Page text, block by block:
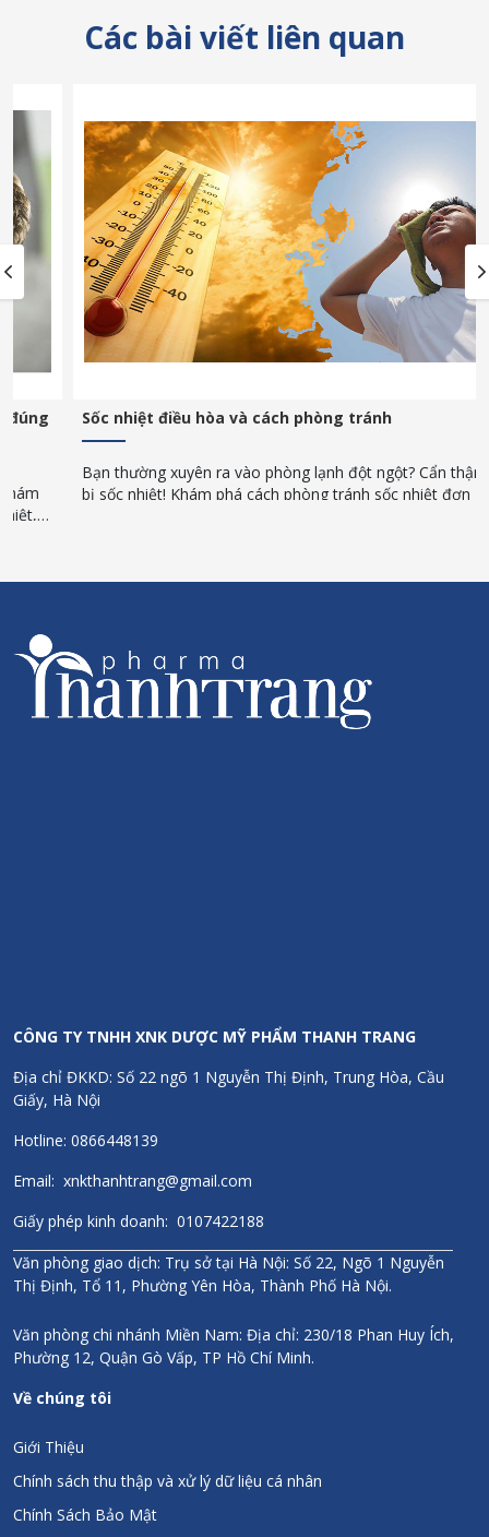
Các bài viết liên quan
Sốc nhiệt điều hòa và cách phòng tránh
Bạn thường xuyên ra vào phòng lạnh đột ngột? Cẩn thận kẻo
bị sốc nhiệt! Khám phá cách phòng tránh sốc nhiệt đơn giản,
an toàn trong những ngày nắng nóng gay gắt.
CÔNG TY TNHH XNK DƯỢC MỸ PHẨM THANH TRANG
Địa chỉ ĐKKD: Số 22 ngõ 1 Nguyễn Thị Định, Trung Hòa, Cầu
Giấy, Hà Nội
Hotline: 0866448139
Email: xnkthanhtrang@gmail.com
Giấy phép kinh doanh: 0107422188
Văn phòng giao dịch: Trụ sở tại Hà Nội: Số 22, Ngõ 1 Nguyễn
Thị Định, Tổ 11, Phường Yên Hòa, Thành Phố Hà Nội.
Văn phòng chi nhánh Miền Nam: Địa chỉ: 230/18 Phan Huy Ích,
Phường 12, Quận Gò Vấp, TP Hồ Chí Minh.
Về chúng tôi
Giới Thiệu
Chính sách thu thập và xử lý dữ liệu cá nhân
Chính Sách Bảo Mật